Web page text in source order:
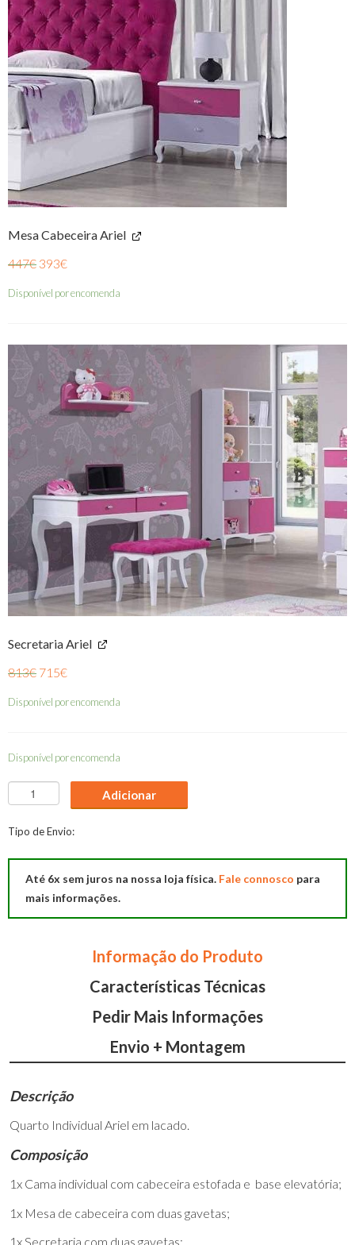
Mesa Cabeceira Ariel
447€ 393€
Disponível por encomenda
Secretaria Ariel
813€ 715€
Disponível por encomenda
Disponível por encomenda
Quantidade
de
Quarto
Adicionar
Tipo de Envio:
Até 6x sem juros na nossa loja física. Fale connosco para
mais informações.
Informação do Produto
Características Técnicas
Pedir Mais Informações
Envio + Montagem
Descrição
Quarto Individual Ariel em lacado.
Composição
1x Cama individual com cabeceira estofada e base elevatória;
1x Mesa de cabeceira com duas gavetas;
1x Secretaria com duas gavetas;